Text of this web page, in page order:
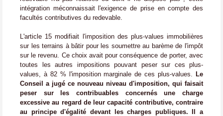
intégration méconnaissait l'exigence de prise en compte des
facultés contributives du redevable.
L'article 15 modifiait l'imposition des plus-values immobilières
sur les terrains à bâtir pour les soumettre au barème de l'impôt
sur le revenu. Ce choix avait pour conséquence de porter, avec
toutes les autres impositions pouvant peser sur ces plus-
values, à 82 % l'imposition marginale de ces plus-values.
Le
Conseil a jugé ce nouveau niveau d'imposition, qui faisait
peser sur les contribuables concernés une charge
excessive au regard de leur capacité contributive, contraire
au principe d'égalité devant les charges publiques.
Il a